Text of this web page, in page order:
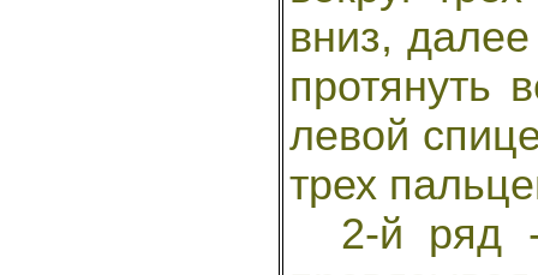
вниз,
протянуть
левой
трех
2-й ряд -